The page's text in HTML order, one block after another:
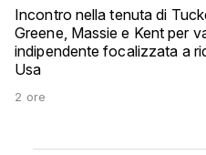
Incontro nella tenuta di
Greene, Massie e Kent per
indipendente focalizzata a
Usa
2 ore